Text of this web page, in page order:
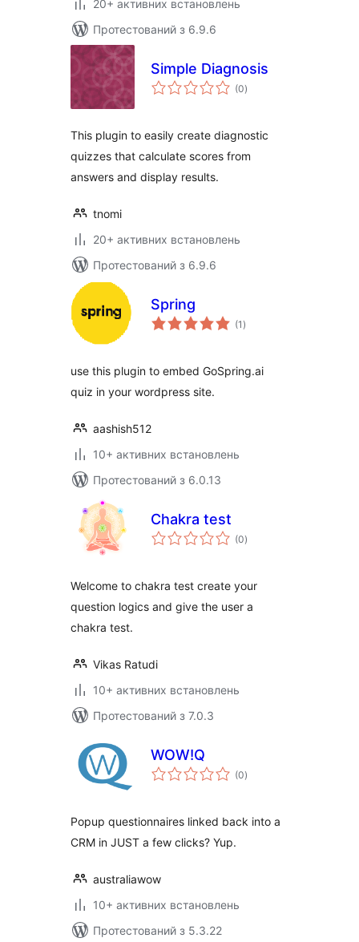
20+ активних встановлень
Протестований з 6.9.6
Simple Diagnosis
(0загальний
рейтинг
)
This plugin to easily create diagnostic
quizzes that calculate scores from
answers and display results.
tnomi
20+ активних встановлень
Протестований з 6.9.6
Spring
(1 загальний
рейтинг
)
use this plugin to embed GoSpring.ai
quiz in your wordpress site.
aashish512
10+ активних встановлень
Протестований з 6.0.13
Chakra test
(0загальний
рейтинг
)
Welcome to chakra test create your
question logics and give the user a
chakra test.
Vikas Ratudi
10+ активних встановлень
Протестований з 7.0.3
WOW!Q
(0загальний
рейтинг
)
Popup questionnaires linked back into a
CRM in JUST a few clicks? Yup.
australiawow
10+ активних встановлень
Протестований з 5.3.22